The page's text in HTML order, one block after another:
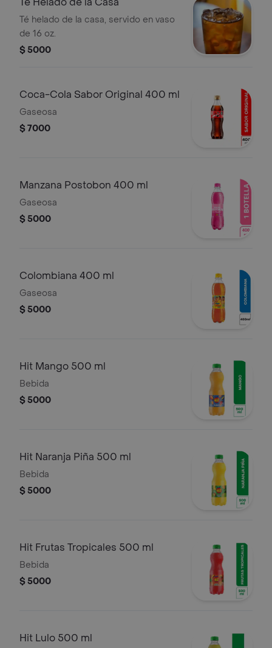
Té helado de la casa, servido en vaso
de 16 oz.
$ 5000
Coca-Cola Sabor Original 400 ml
Gaseosa
$ 7000
Manzana Postobon 400 ml
Gaseosa
$ 5000
Colombiana 400 ml
Gaseosa
$ 5000
Hit Mango 500 ml
Bebida
$ 5000
Hit Naranja Piña 500 ml
Bebida
$ 5000
Hit Frutas Tropicales 500 ml
Bebida
$ 5000
Hit Lulo 500 ml